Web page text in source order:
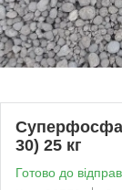
30) 25 кг
Готово до